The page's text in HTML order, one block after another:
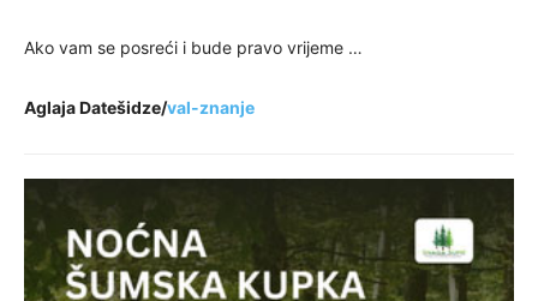
Ako vam se posreći i bude pravo vrijeme …
Aglaja Datešidze/val-znanje